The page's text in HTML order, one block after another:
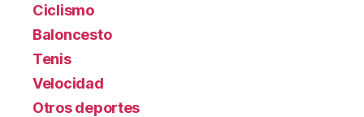
Ciclismo
Baloncesto
Tenis
Velocidad
Otros deportes